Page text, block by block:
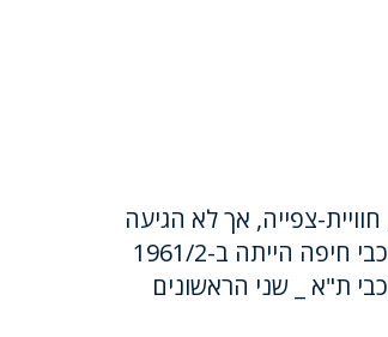
צפייה, אך לא הגיעה
לאזור התארים. ההתפוצצות הגדולה של מכבי חיפה הייתה ב-1961/2
ת"א _ שני הראשונים